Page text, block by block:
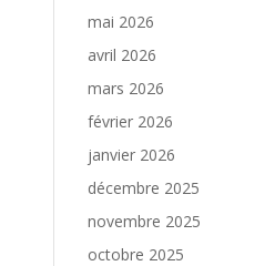
mai 2026
avril 2026
mars 2026
février 2026
janvier 2026
décembre 2025
novembre 2025
octobre 2025